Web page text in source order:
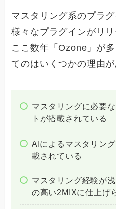
マスタリング系のプラ
様々なプラグインがリ
ここ数年「Ozone」が
てのはいくつかの理由が
マスタリングに必要
トが搭載されている
AIによるマスタリン
載されている
マスタリング経験が
の高い2MIXに仕上げ